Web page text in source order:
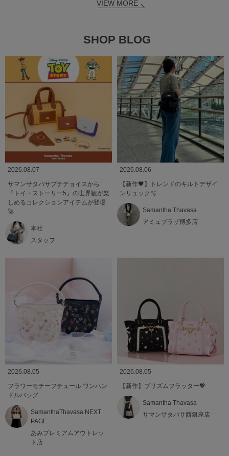
VIEW MORE
SHOP BLOG
2026.08.07
サマンサタバサプチチョイスから
『トイ・ストーリー5』の世界観が楽
しめるコレクションアイテムが登場
🚀
本社
スタッフ
2026.08.06
【新作🖤】トレンドのキルトデザイ
ンリュック🫧
Samantha Thavasa
アミュプラザ博多店
2026.08.05
フラワーモチーフチュール ワンハン
ドルバッグ
SamanthaThavasa NEXT
PAGE
あみプレミアムアウトレッ
ト店
2026.08.05
【新作】プリズムフラッター💖
Samantha Thavasa
サマンサタバサ西銀座店